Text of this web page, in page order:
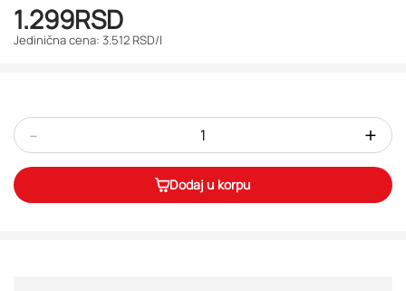
1.299RSD
Jedinična cena: 3.512 RSD/l
- +
Dodaj u korpu